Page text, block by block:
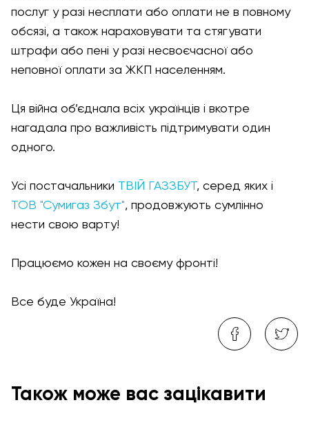
послуг у разі несплати або оплати не в повному
обсязі, а також нараховувати та стягувати
штрафи або пені у разі несвоєчасної або
неповної оплати за ЖКП населенням.
Ця війна об’єднала всіх українців і вкотре
нагадала про важливість підтримувати один
одного.
Усі постачальники ТВІЙ ГАЗЗБУТ, серед яких і
ТОВ "Сумигаз Збут", продовжують сумлінно
нести свою варту!
Працюємо кожен на своєму фронті!
Все буде Україна!
Також може вас зацікавити